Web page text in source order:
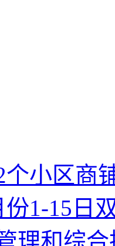
小区商
份1-15日
理和综